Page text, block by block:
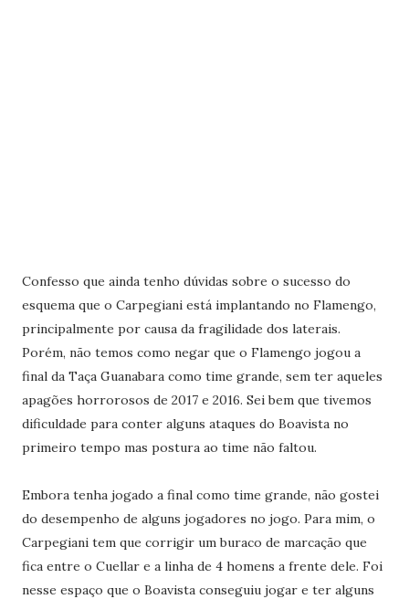
Confesso que ainda tenho dúvidas sobre o sucesso do
esquema que o Carpegiani está implantando no Flamengo,
principalmente por causa da fragilidade dos laterais.
Porém, não temos como negar que o Flamengo jogou a
final da Taça Guanabara como time grande, sem ter aqueles
apagões horrorosos de 2017 e 2016. Sei bem que tivemos
dificuldade para conter alguns ataques do Boavista no
primeiro tempo mas postura ao time não faltou.
Embora tenha jogado a final como time grande, não gostei
do desempenho de alguns jogadores no jogo. Para mim, o
Carpegiani tem que corrigir um buraco de marcação que
fica entre o Cuellar e a linha de 4 homens a frente dele. Foi
nesse espaço que o Boavista conseguiu jogar e ter alguns